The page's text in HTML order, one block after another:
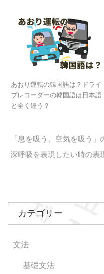
あおり運転の韓国語は？ドライ
ブレコーダーの韓国語は日本語
と全く違う？
「息を吸う、空気を吸う
深呼吸を表現したい時の表
カテゴリー
文法
基礎文法